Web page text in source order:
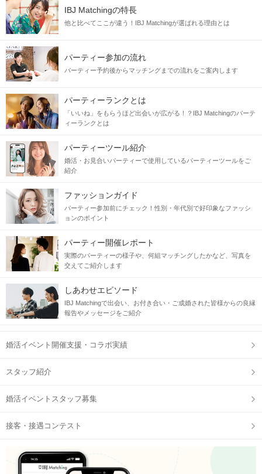
IBJ Matchingの特長
他と比べてここが違う！IBJ Matchingが選ばれる理由とは
パーティー参加の流れ
パーティー予約後からマッチングまでの流れをご案内します
パーティーランクとは
「いいね」をもらうほど出会いが広がる！？IBJ Matchingのパーテ
ィーランクとは
パーティーツール紹介
婚活・お見合いパーティーで使用しているパーティーツールをご
紹介
ファッションガイド
パーティー参加前にチェック！性別・年代別で好印象なファッシ
ョンのポイント
パーティー開催レポート
実際のパーティーの様子や、何組マッチングしたかなど、写真を
交えてご紹介します
しあわせエピソード
IBJ Matchingで出会い、お付き合い・ご成婚された皆様からの良縁
報告やメッセージをご紹介
婚活イベント開催支援・コラボ実績
スタッフ紹介
婚活イベントスタッフ募集
接客・接遇コンテスト